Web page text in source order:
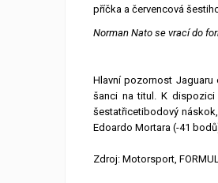
příčka a červencová
Norman Nato se vrací do
Hlavní pozornost Jaguaru
šanci na titul. K
šestatřicetibodový
Edoardo Mortara (-41
Zdroj: Motorsport,